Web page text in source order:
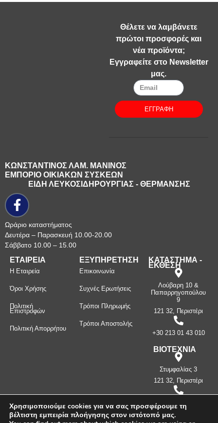
Θέλετε να λαμβάνετε
πρώτοι προσφορές και
νέα προϊόντα;
Εγγραφείτε στο Newsletter
μας.
ΕΓΓΡΑΦΗ
ΚΩΝΣΤΑΝΤΙΝΟΣ ΛΑΜ. ΜΑΝΙΝΟΣ
ΕΜΠΟΡΙΟ ΟΙΚΙΑΚΩΝ ΣΥΣΚΕΩΝ
ΕΙΔΗ ΛΕΥΚΟΣΙΔΗΡΟΥΡΓΙΑΣ - ΘΕΡΜΑΝΣΗΣ
Ωράριο καταστήματος
Δευτέρα – Παρασκευή 10.00-20.00
Σάββατο 10.00 – 15.00
ΕΤΑΙΡΕΙΑ
Η Εταιρεία
Όροι Χρήσης
Πολιτική
Επιστροφών
Πολιτική Απορρήτου
ΕΞΥΠΗΡΕΤΗΣΗ
Επικοινωνία
Συχνές Ερωτήσεις
Τρόποι Πληρωμής
Τρόποι Αποστολής
ΚΑΤΑΣΤΗΜΑ -
ΕΚΘΕΣΗ
Λούβαρη 10 &
Παπαρρηγοπούλου
9
121 32, Περιστέρι
+30 213 01 43 010
ΒΙΟΤΕΧΝΙΑ
Στυμφαλίας 3
121 32, Περιστέρι
397
Χρησιμοποιούμε cookies για να σας προσφέρουμε τη
βέλτιστη εμπειρία πλοήγησης στον ιστότοπό μας.